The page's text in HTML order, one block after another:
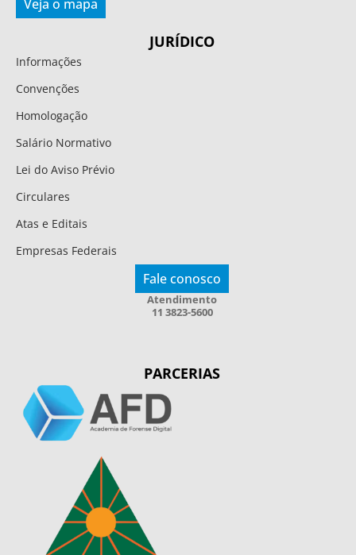
Veja o mapa
JURÍDICO
Informações
Convenções
Homologação
Salário Normativo
Lei do Aviso Prévio
Circulares
Atas e Editais
Empresas Federais
Fale conosco
Atendimento
11 3823-5600
PARCERIAS